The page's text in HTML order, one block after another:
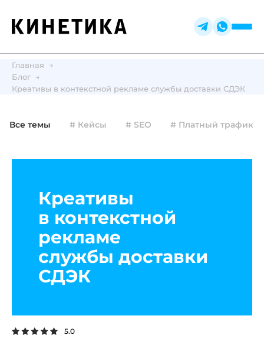
Главная
Блог
Креативы в контекстной рекламе службы доставки СДЭК
Все темы # Кейсы # SEO # Платный трафик
Креативы
в контекстной
рекламе
службы доставки
СДЭК
5.0